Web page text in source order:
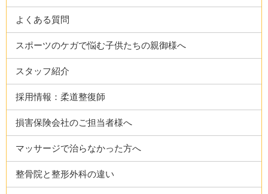
よくある質問
スポーツのケガで悩む子供たちの親御様へ
スタッフ紹介
採用情報：柔道整復師
損害保険会社のご担当者様へ
マッサージで治らなかった方へ
整骨院と整形外科の違い